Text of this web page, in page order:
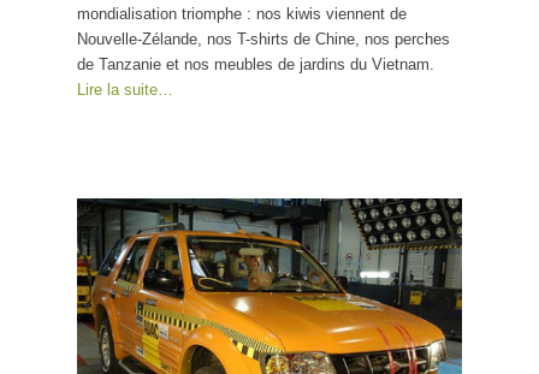
mondialisation triomphe : nos kiwis viennent de
Nouvelle-Zélande, nos T-shirts de Chine, nos perches
de Tanzanie et nos meubles de jardins du Vietnam.
Lire la suite…